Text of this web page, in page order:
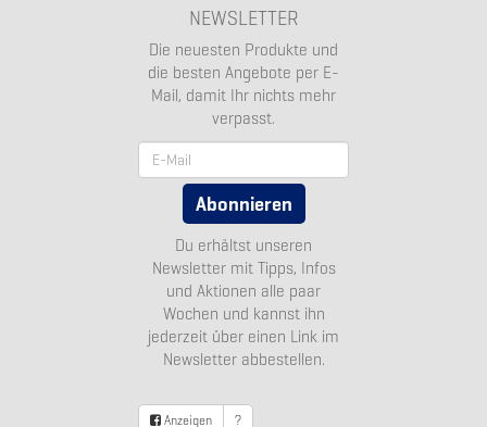
NEWSLETTER
Die neuesten Produkte und
die besten Angebote per E-
Mail, damit Ihr nichts mehr
verpasst.
Abonnieren
Du erhältst unseren
Newsletter mit Tipps, Infos
und Aktionen alle paar
Wochen und kannst ihn
jederzeit über einen Link im
Newsletter abbestellen.
Anzeigen ?